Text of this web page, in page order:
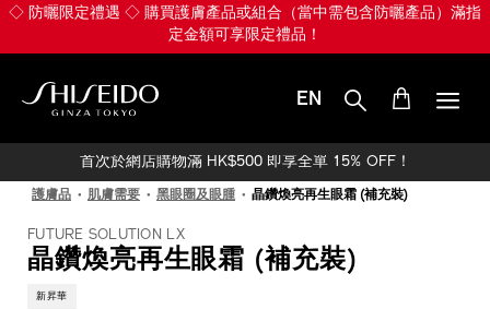
跳◇ 防曬限定禮遇 ◇ 購買護膚產品或組合（當中需包含防曬產品）滿指
定金額可享限定禮品！
EN
首次於網店購物滿 HK$500 即享全單 15% OFF！
護膚品 肌膚需要 黑眼圈及眼腫 晶鑽煥亮再生眼霜 (補充裝)
FUTURE SOLUTION LX
晶鑽煥亮再生眼霜 (補充裝)
新昇華